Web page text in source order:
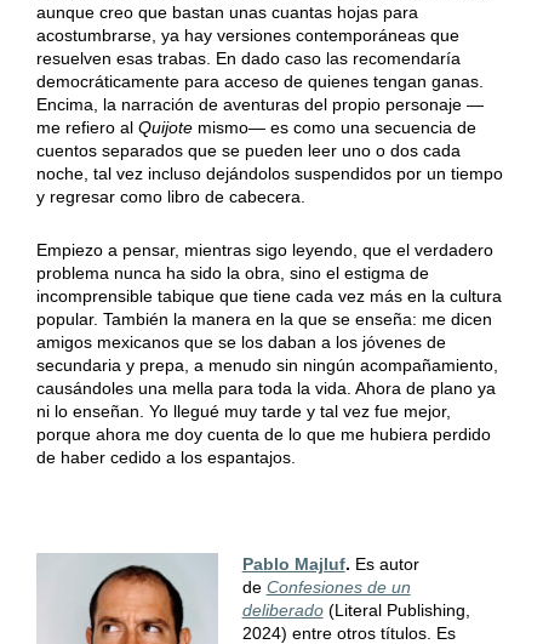
aunque creo que bastan unas cuantas hojas para
acostumbrarse, ya hay versiones contemporáneas que
resuelven esas trabas. En dado caso las recomendaría
democráticamente para acceso de quienes tengan ganas.
Encima, la narración de aventuras del propio personaje —
me refiero al Quijote mismo—es como una secuencia de
cuentos separados que se pueden leer uno o dos cada
noche, tal vez incluso dejándolos suspendidos por un tiempo
y regresar como libro de cabecera.
Empiezo a pensar, mientras sigo leyendo, que el verdadero
problema nunca ha sido la obra, sino el estigma de
incomprensible tabique que tiene cada vez más en la cultura
popular. También la manera en la que se enseña: me dicen
amigos mexicanos que se los daban a los jóvenes de
secundaria y prepa, a menudo sin ningún acompañamiento,
causándoles una mella para toda la vida. Ahora de plano ya
ni lo enseñan. Yo llegué muy tarde y tal vez fue mejor,
porque ahora me doy cuenta de lo que me hubiera perdido
de haber cedido a los espantajos.
Pablo Majluf. Es autor
de Confesiones de un
deliberado(Literal Publishing,
2024) entre otros títulos. Es